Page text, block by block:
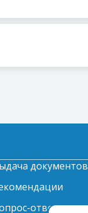
документов
ответ